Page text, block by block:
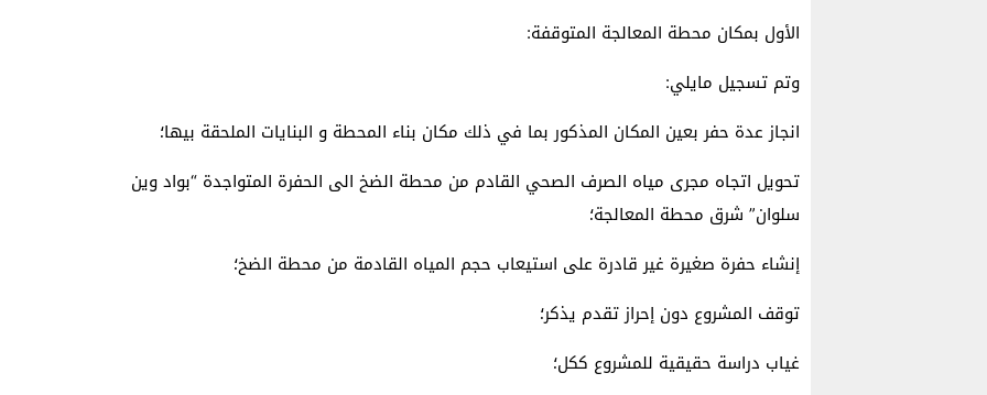
الأول بمكان محطة المعالجة المتوقفة:
وتم تسجيل مايلي:
انجاز عدة حفر بعين المكان المذكور بما في ذلك مكان بناء المحطة و البنايات الملحقة بيها؛
تحويل اتجاه مجرى مياه الصرف الصحي القادم من محطة الضخ الى الحفرة المتواجدة “بواد وين
سلوان” شرق محطة المعالجة؛
إنشاء حفرة صغيرة غير قادرة على استيعاب حجم المياه القادمة من محطة الضخ؛
توقف المشروع دون إحراز تقدم يذكر؛
غياب دراسة حقيقية للمشروع ككل؛